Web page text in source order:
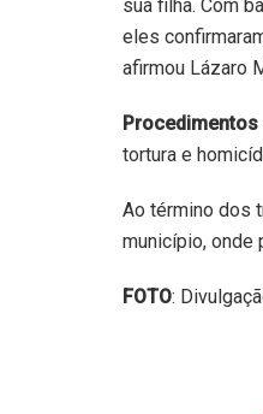
sua filha. Com
eles
afirmou Lázaro
Procedimentos
tortura e
Ao término dos
município, onde
FOTO: